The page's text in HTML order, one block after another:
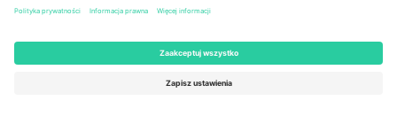
Ciudad de México, CDMX,
Podmiot prawny dostawcy platformy może się różnić w zależności
od lokalizacji, wydarzenia i/lub domeny. Aby uzyskać szczegółowe